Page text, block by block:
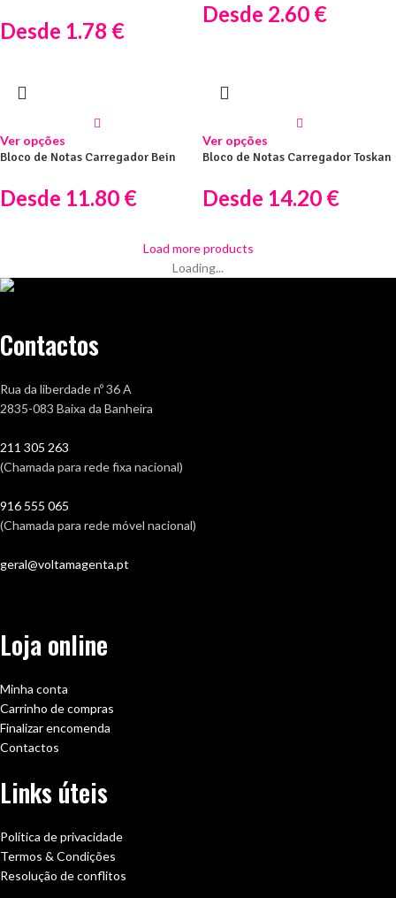
Desde 1.78 €
Desde 2.60 €
Ver opções
Bloco de Notas Carregador Bein
Desde 11.80 €
Ver opções
Bloco de Notas Carregador Toskan
Desde 14.20 €
Load more products
Loading...
Contactos
Rua da liberdade nº 36 A
2835-083 Baixa da Banheira
211 305 263
(Chamada para rede fixa nacional)
916 555 065
(Chamada para rede móvel nacional)
geral@voltamagenta.pt
Loja online
Minha conta
Carrinho de compras
Finalizar encomenda
Contactos
Links úteis
Política de privacidade
Termos & Condições
Resolução de conflitos